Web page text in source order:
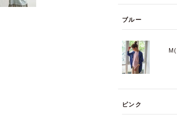
ブルー
ピンク